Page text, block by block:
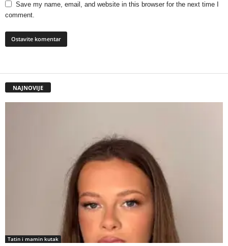
Save my name, email, and website in this browser for the next time I
comment.
NAJNOVIJE
Tatin i mamin kutak